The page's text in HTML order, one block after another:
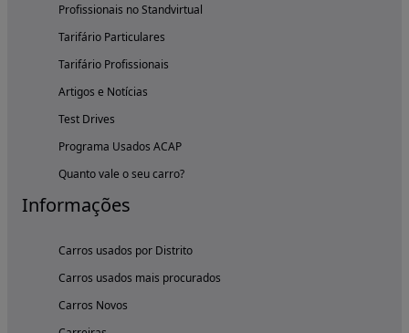
Profissionais no Standvirtual
Tarifário Particulares
Tarifário Profissionais
Artigos e Notícias
Test Drives
Programa Usados ACAP
Quanto vale o seu carro?
Informações
Carros usados por Distrito
Carros usados mais procurados
Carros Novos